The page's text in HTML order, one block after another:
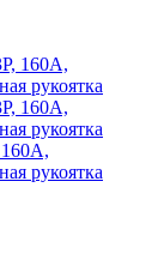
160А,
рукоятка